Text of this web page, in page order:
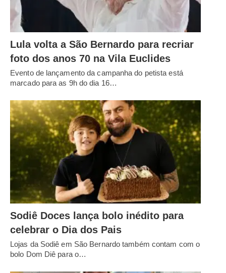
Lula volta a São Bernardo para recriar
foto dos anos 70 na Vila Euclides
Evento de lançamento da campanha do petista está
marcado para as 9h do dia 16…
Sodiê Doces lança bolo inédito para
celebrar o Dia dos Pais
Lojas da Sodiê em São Bernardo também contam com o
bolo Dom Diê para o…